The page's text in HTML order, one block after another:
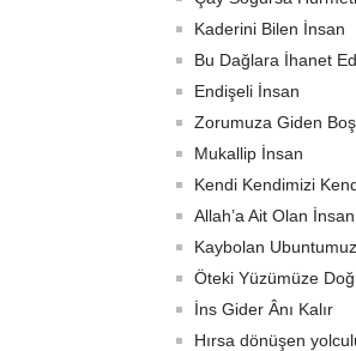
Kaderini Bilen İnsan
Bu Dağlara İhanet
Endişeli İnsan
Zorumuza Giden
Mukallip İnsan
Kendi Kendimizi
Allah’a Ait Olan İnsan
Kaybolan Ubuntumuz
Öteki Yüzümüze
İns Gider Ânı Kalır
Hırsa dönüşen